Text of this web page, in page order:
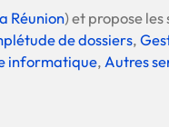
Réunion) et propose les
de dossiers,
informatique, Autres